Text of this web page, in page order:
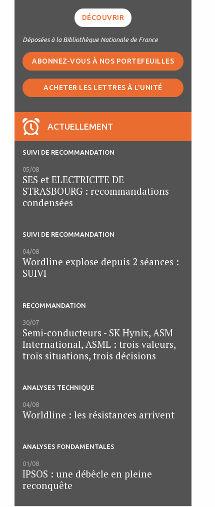
DÉCOUVRIR
Déposées à la Bibliothèque Nationale de France
ABONNEZ-VOUS À NOS PORTEFEUILLES
ACHETER LES LETTRES À L'UNITÉ
ACTUELLEMENT
SUIVI DE RECOMMANDATION
05/08
SES et ELECTRICITE DE
STRASBOURG : recommandations
condensées
SUIVI DE RECOMMANDATION
04/08
Wordline explose depuis 2 séances :
SUIVI
RECOMMANDATION
30/07
Semi-conducteurs - SK Hynix, ASM
International, ASML : trois valeurs,
trois situations, trois décisions
ANALYSES TECHNIQUE
04/08
Worldline : les résistances arrivent
ANALYSES FONDAMENTALES
01/08
IPSOS : une débêcle en pleine
reconquête